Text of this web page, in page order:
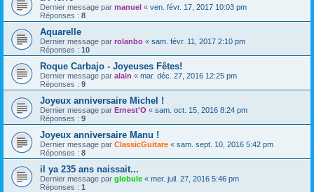
Dernier message par manuel « ven. févr. 17, 2017 10:03 pm
Réponses : 8
Aquarelle
Dernier message par rolanbo « sam. févr. 11, 2017 2:10 pm
Réponses : 10
Roque Carbajo - Joyeuses Fêtes!
Dernier message par alain « mar. déc. 27, 2016 12:25 pm
Réponses : 9
Joyeux anniversaire Michel !
Dernier message par Ernest'O « sam. oct. 15, 2016 8:24 pm
Réponses : 9
Joyeux anniversaire Manu !
Dernier message par ClassicGuitare « sam. sept. 10, 2016 5:42 pm
Réponses : 8
il ya 235 ans naissait...
Dernier message par globule « mer. juil. 27, 2016 5:46 pm
Réponses : 1